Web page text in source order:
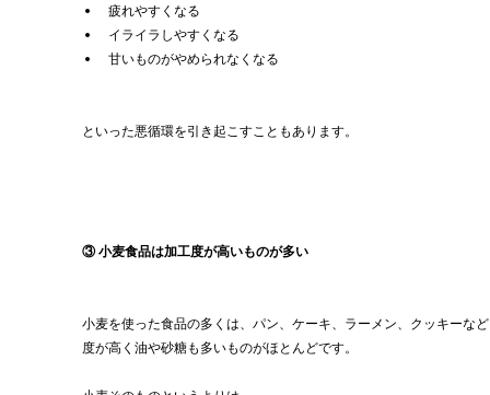
疲れやすくなる
イライラしやすくなる
甘いものがやめられなくなる
といった悪循環を引き起こすこともあります。
③ 小麦食品は加工度が高いものが多い
小麦を使った食品の多くは、パン、ケーキ、ラーメン、クッキーな
度が高く油や砂糖も多いものがほとんどです。